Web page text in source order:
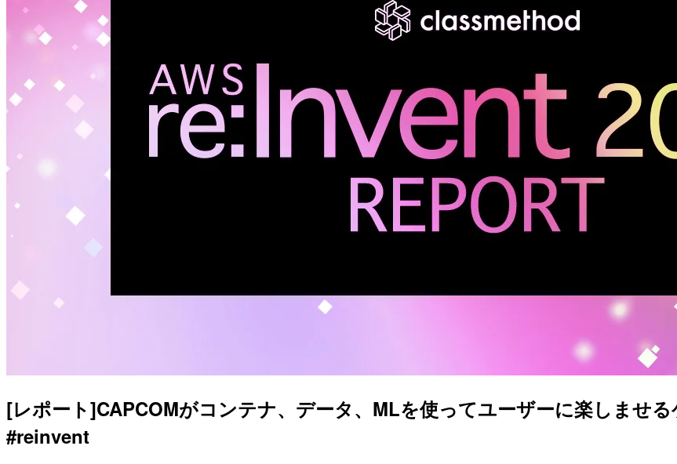
[レポート]CAPCOMがコンテナ、データ、MLを使ってユーザーに楽しませ
#reinvent